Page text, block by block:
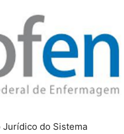
Jurídico do Sistema